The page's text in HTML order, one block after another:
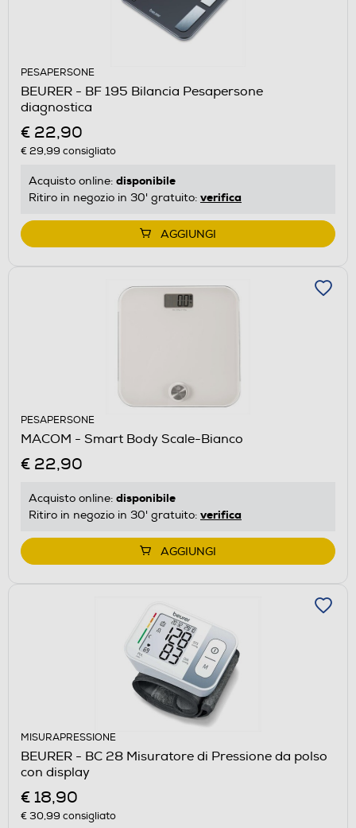
PESAPERSONE
BEURER - BF 195 Bilancia Pesapersone
diagnostica
€ 22,90
€ 29,99 consigliato
Acquisto online: disponibile
Ritiro in negozio in 30' gratuito: verifica
AGGIUNGI
PESAPERSONE
MACOM - Smart Body Scale-Bianco
€ 22,90
Acquisto online: disponibile
Ritiro in negozio in 30' gratuito: verifica
AGGIUNGI
MISURAPRESSIONE
BEURER - BC 28 Misuratore di Pressione da polso
con display
€ 18,90
€ 30,99 consigliato